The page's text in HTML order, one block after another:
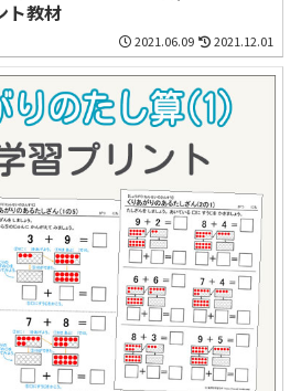
ト教材
2021.06.09 2021.12.01